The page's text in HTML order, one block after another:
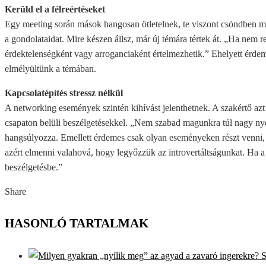
Kerüld el a félreértéseket
Egy meeting során mások hangosan ötletelnek, te viszont csöndben
a gondolataidat. Mire készen állsz, már új témára tértek át. „Ha nem
érdektelenségként vagy arroganciaként értelmezhetik.” Ehelyett
elmélyültünk a témában.
Kapcsolatépítés stressz nélkül
A networking események szintén kihívást jelenthetnek. A szakértő
csapaton belüli beszélgetésekkel. „Nem szabad magunkra túl nagy
hangsúlyozza. Emellett érdemes csak olyan eseményeken részt
azért elmenni valahová, hogy legyőzzük az introvertáltságunkat. Ha
beszélgetésbe.”
Share
HASONLÓ TARTALMAK